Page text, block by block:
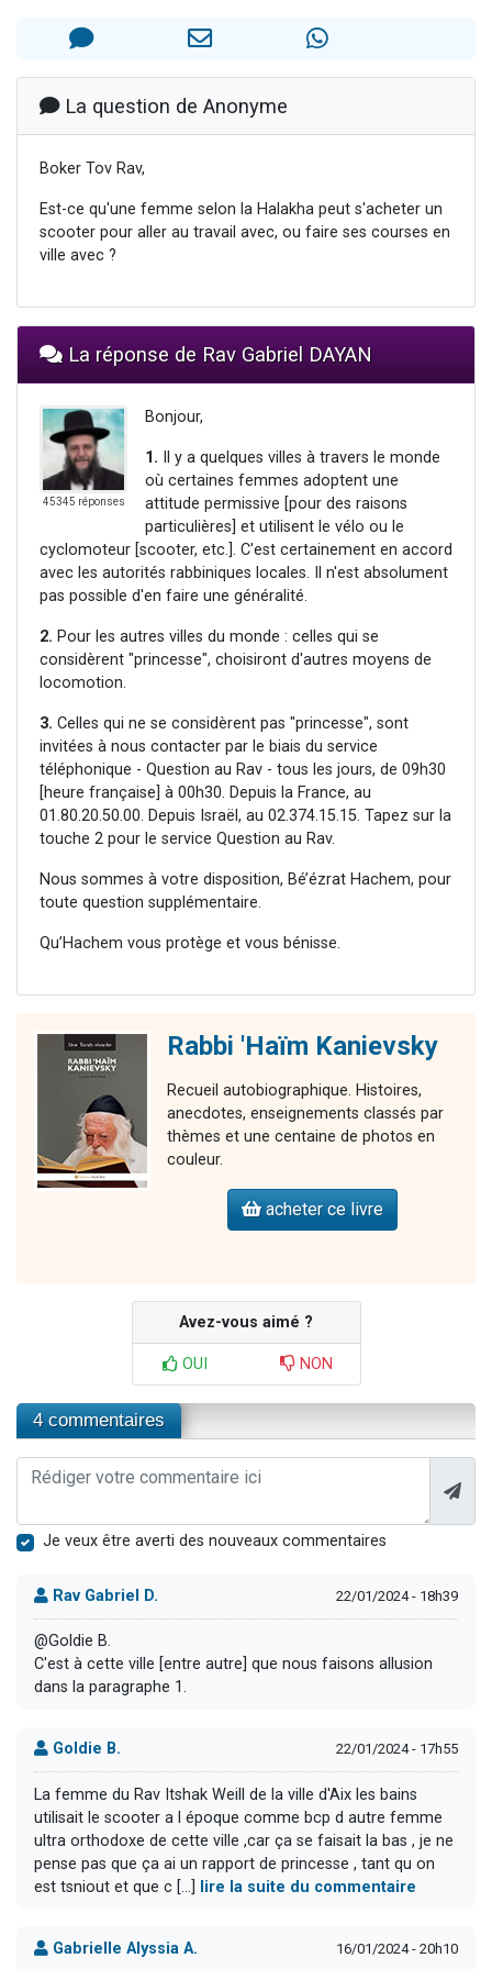
12 nouvelles musiques dans Torah-Box Music
La question de Anonyme
Boker Tov Rav,
Est-ce qu'une femme selon la Halakha peut s'acheter un
scooter pour aller au travail avec, ou faire ses courses en
ville avec ?
La réponse de Rav Gabriel DAYAN
45345 réponses
Bonjour,
1. Il y a quelques villes à travers le monde
où certaines femmes adoptent une
attitude permissive [pour des raisons
particulières] et utilisent le vélo ou le
cyclomoteur [scooter, etc.]. C'est certainement en accord
avec les autorités rabbiniques locales. Il n'est absolument
pas possible d'en faire une généralité.
2. Pour les autres villes du monde : celles qui se
considèrent "princesse", choisiront d'autres moyens de
locomotion.
3. Celles qui ne se considèrent pas "princesse", sont
invitées à nous contacter par le biais du service
téléphonique - Question au Rav - tous les jours, de 09h30
[heure française] à 00h30. Depuis la France, au
01.80.20.50.00. Depuis Israël, au 02.374.15.15. Tapez sur la
touche 2 pour le service Question au Rav.
Nous sommes à votre disposition, Bé’ézrat Hachem, pour
toute question supplémentaire.
Qu’Hachem vous protège et vous bénisse.
Rabbi 'Haïm Kanievsky
Recueil autobiographique. Histoires,
anecdotes, enseignements classés par
thèmes et une centaine de photos en
couleur.
acheter ce livre
Avez-vous aimé ?
OUI NON
4 commentaires
Je veux être averti des nouveaux commentaires
Rav Gabriel D. 22/01/2024 - 18h39
@Goldie B.
C'est à cette ville [entre autre] que nous faisons allusion
dans la paragraphe 1.
Goldie B. 22/01/2024 - 17h55
La femme du Rav Itshak Weill de la ville d'Aix les bains
utilisait le scooter a l époque comme bcp d autre femme
ultra orthodoxe de cette ville ,car ça se faisait la bas , je ne
pense pas que ça ai un rapport de princesse , tant qu on
est tsniout et que c [...]
lire la suite du commentaire
Gabrielle Alyssia A. 16/01/2024 - 20h10